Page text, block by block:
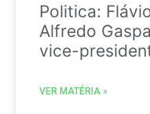
Politica:
Alfredo
vice-
VER MATÉRIA »